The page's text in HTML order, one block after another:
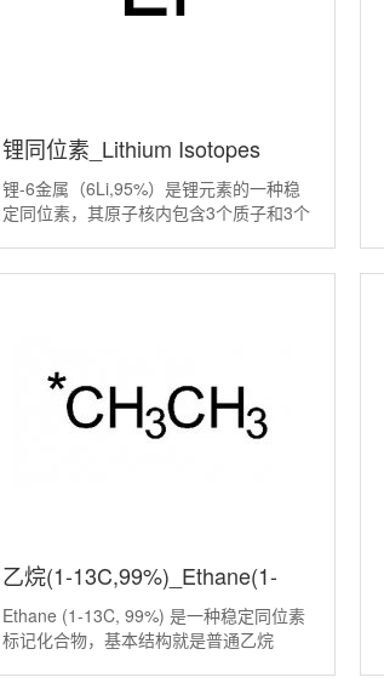
锂同位素_Lithium Isotopes
锂-6金属（6Li,95%）是锂元素的一种稳
定同位素，其原子核内包含3个质子和3个
乙烷(1-13C,99%)_Ethane(1-
13C,99%)丨6145-17-1
Ethane (1-13C, 99%)​ 是一种稳定同位素
标记化合物，基本结构就是普通乙烷